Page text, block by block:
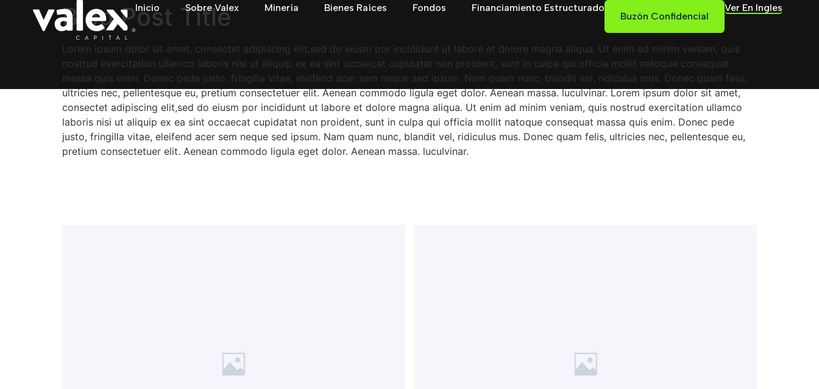
Inicio Sobre Valex Minería Bienes Raíces Fondos Financiamiento Estructurado
Buzón Confidencial
Ver En Ingles
Blog Post Title
Lorem ipsum dolor sit amet, consectet adipiscing elit,sed do eiusm por incididunt ut labore et dolore magna aliqua. Ut enim ad minim veniam, quis
nostrud exercitation ullamco laboris nisi ut aliquip ex ea sint occaecat cupidatat non proident, sunt in culpa qui officia mollit natoque consequat
massa quis enim. Donec pede justo, fringilla vitae, eleifend acer sem neque sed ipsum. Nam quam nunc, blandit vel, ridiculus mus. Donec quam felis,
ultricies nec, pellentesque eu, pretium consectetuer elit. Aenean commodo ligula eget dolor. Aenean massa. luculvinar. Lorem ipsum dolor sit amet,
consectet adipiscing elit,sed do eiusm por incididunt ut labore et dolore magna aliqua. Ut enim ad minim veniam, quis nostrud exercitation ullamco
laboris nisi ut aliquip ex ea sint occaecat cupidatat non proident, sunt in culpa qui officia mollit natoque consequat massa quis enim. Donec pede
justo, fringilla vitae, eleifend acer sem neque sed ipsum. Nam quam nunc, blandit vel, ridiculus mus. Donec quam felis, ultricies nec, pellentesque eu,
pretium consectetuer elit. Aenean commodo ligula eget dolor. Aenean massa. luculvinar.